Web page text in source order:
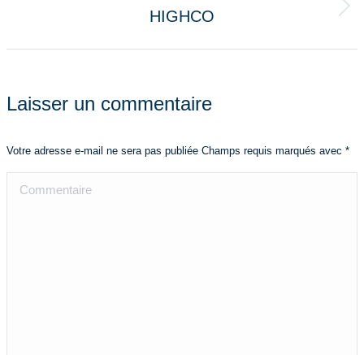
Projets
HIGHCO
Laisser un commentaire
Votre adresse e-mail ne sera pas publiée Champs requis marqués avec *
Commentaire